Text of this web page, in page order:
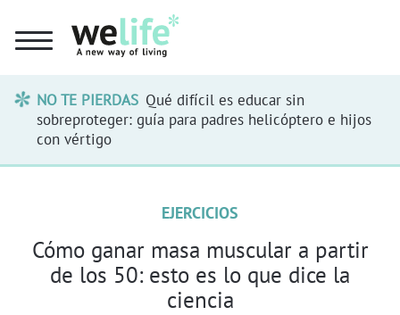
NO TE PIERDAS Qué difícil es educar sin
sobreproteger: guía para padres helicóptero e hijos
con vértigo
EJERCICIOS
Cómo ganar masa muscular a partir
de los 50: esto es lo que dice la
ciencia